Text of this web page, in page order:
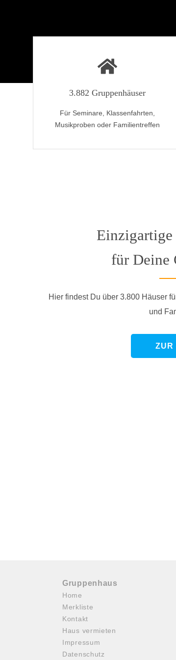
3.882 Gruppenhäuser
Für Seminare, Klassenfahrten,
Musikproben oder Familientreffen
Einzigartige
für Deine
Hier findest Du über 3.800 Häuser
und
ZUR
Gruppenhaus
Home
Merkliste
Kontakt
Haus vermieten
Impressum
Datenschutz